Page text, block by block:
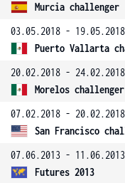
Murcia challenger
03.05.2018 - 19.05.2018
20.02.2018 - 24.02.2018
Morelos challenger
07.02.2018 - 20.02.2018
San Francisco
07.06.2013 - 11.06.2013
Futures 2013